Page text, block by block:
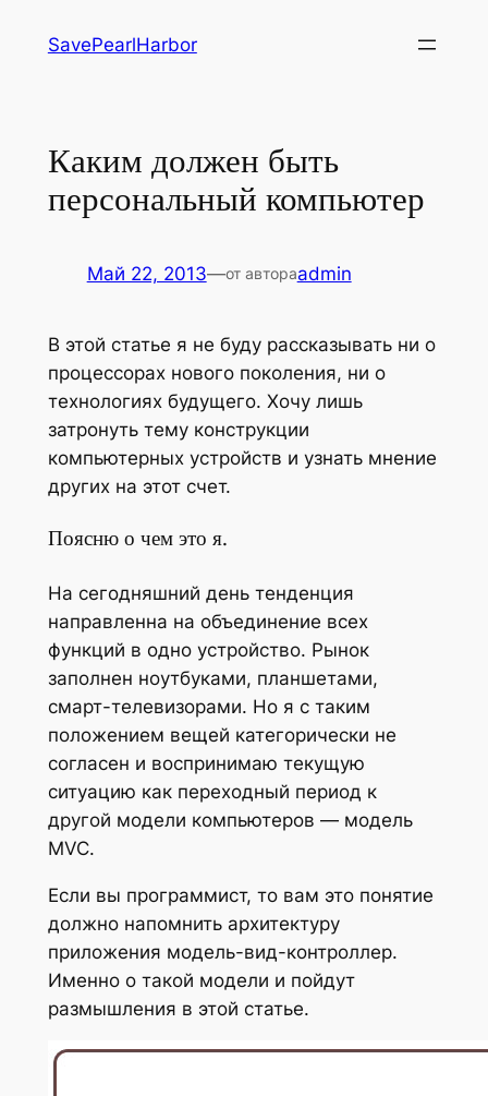
SavePearlHarbor
Каким должен быть
персональный компьютер
Май 22, 2013—от автораadmin
В этой статье я не буду рассказывать ни о
процессорах нового поколения, ни о
технологиях будущего. Хочу лишь
затронуть тему конструкции
компьютерных устройств и узнать мнение
других на этот счет.
Поясню о чем это я.
На сегодняшний день тенденция
направленна на объединение всех
функций в одно устройство. Рынок
заполнен ноутбуками, планшетами,
смарт-телевизорами. Но я с таким
положением вещей категорически не
согласен и воспринимаю текущую
ситуацию как переходный период к
другой модели компьютеров — модель
MVC.
Если вы программист, то вам это понятие
должно напомнить архитектуру
приложения модель-вид-контроллер.
Именно о такой модели и пойдут
размышления в этой статье.